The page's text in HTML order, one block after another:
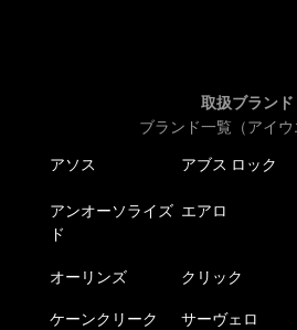
取扱ブランド
ブランド一覧（アイウ
アソス アブス ロック
アンオーソライズ
ド
エアロ
オーリンズ クリック
ケーンクリーク サーヴェロ